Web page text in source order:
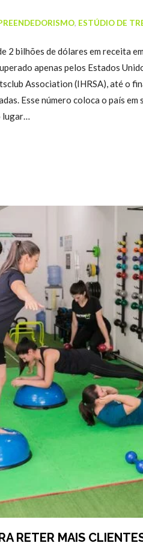
, ESTÚDIO DE
2 bilhões de dólares em receita
apenas pelos Estados
Association (IHRSA), até o
Esse número coloca o país
lugar…
RETER MAIS